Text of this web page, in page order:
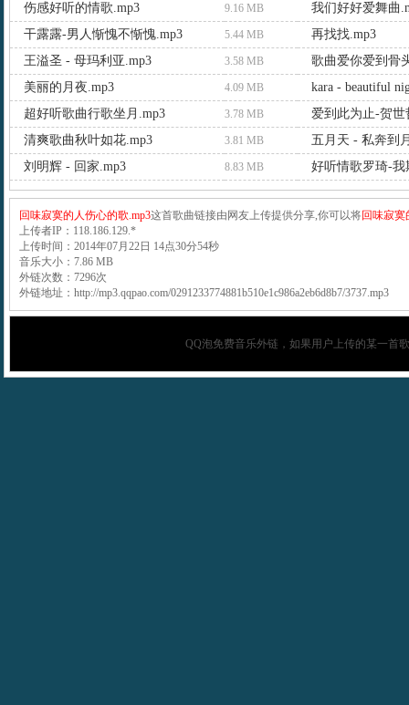
伤感好听的情歌.mp3
9.16 MB
我们好好爱舞曲
干露露-男人惭愧不惭愧.mp3
5.44 MB
再找找.mp3
王溢圣 - 母玛利亚.mp3
3.58 MB
歌曲爱你爱到骨
美丽的月夜.mp3
4.09 MB
kara - beautiful
超好听歌曲行歌坐月.mp3
3.78 MB
爱到此为止-贺世
清爽歌曲秋叶如花.mp3
3.81 MB
五月天 - 私奔到
刘明辉 - 回家.mp3
8.83 MB 好听情歌罗琦-我
回味寂寞的人伤心的歌.mp3这首歌曲链接由网友上传提供分享,你可以将回味寂寞
上传者IP：118.186.129.*
上传时间：2014年07月22日 14点30分54秒
音乐大小：7.86 MB
外链次数：7296次
外链地址：http://mp3.qqpao.com/0291233774881b510e1c986a2eb6d8b7/3737.mp3
QQ泡免费音乐外链，如果用户上传的某一首